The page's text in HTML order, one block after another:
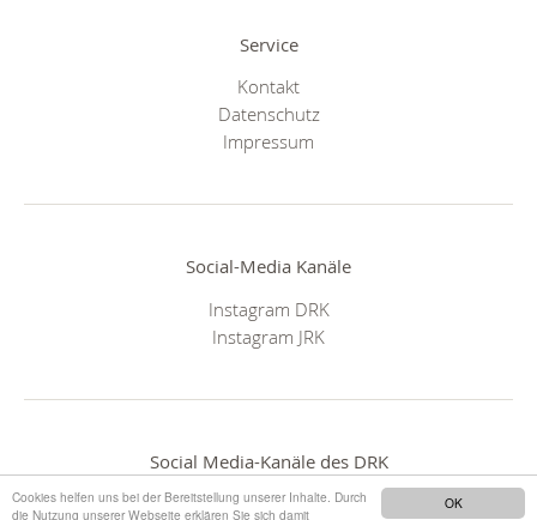
OK
Cookies helfen uns bei der Bereitstellung unserer Inhalte. Durch
die Nutzung unserer Webseite erklären Sie sich damit
Service
Kontakt
Datenschutz
Impressum
Social-Media Kanäle
Instagram DRK
Instagram JRK
Social Media-Kanäle des DRK